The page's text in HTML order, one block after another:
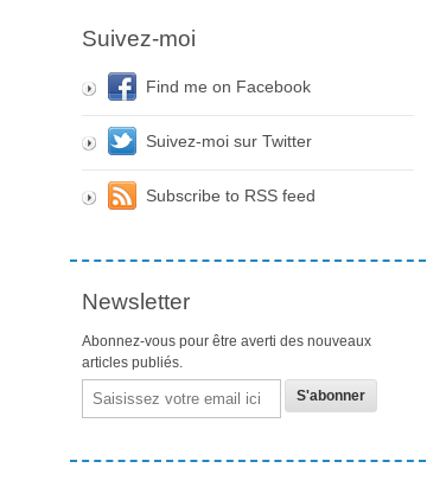
Suivez-moi
Find me on Facebook
Suivez-moi sur Twitter
Subscribe to RSS feed
Newsletter
Abonnez-vous pour être averti des nouveaux
articles publiés.
Email